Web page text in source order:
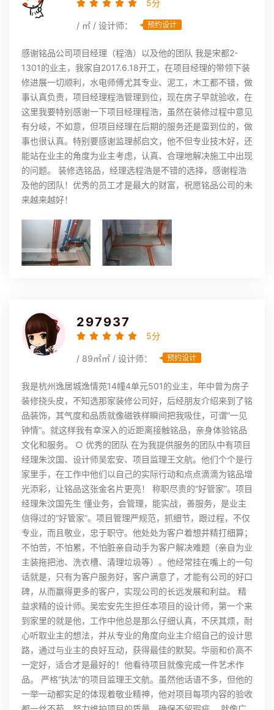
5分
/ ㎡ / 设计师： 预约设计
感谢铭品公司项目经理（程浩）以及他的团队 我是宋都2-
1301的业主，我家自2017.6.18开工，在项目经理的带领下装
修进展一切顺利，水电师傅尤其专业、泥工，木工都不错，做
事认真负责，项目经理程浩管理到位，现在房子早就验收，在
这里我要特别感谢一下项目经理程浩，虽然在装修过程中意见
有分岐，不如意，但项目经理在后期的服务还是蛮到位的，做
事也很认真。特别要感谢监理郝启文，他不但专业技木好，还
能站在业主的角度为业主考虑，认真、合理地解决施工中出现
的问题。 装修选铭品，经理选程浩是不错的选择，感谢程浩
及他的团队！优秀的员工才是最大的财富，祝愿铭品公司的未
来越来越好！
297937
5分
/ 89㎡㎡ / 设计师： 预约设计
我是杭州逸居城逸情苑14幢4单元501的业主，年中曾为房子
装修挠头皮，不知选那家装修公司好，后经朋友介绍来到了铭
品装饰，其气度和品质就像磁铁样瞬间把我吸住，可谓“一见
钟情”。就这样我有幸深入的近距离接触铭品，亲身体验铭品
文化和服务。 ○ 优秀的团队 在为我提供服务的团队中有项目
经理朱汶国、设计师吴宏安、项目监理王文航。他们个个是行
家里手，在工作中他们以自己的实际行动和点点滴滴为铭品增
光添彩，让铭品这张金名片更亮！ 称职尽责的“好管家”。项目
经理朱汶国先生 懂业务，会管理，能实战，善服务，是业主
信得过的“好管家”。项目管理严规范，抓细节，跟过程，不仅
专业，而且敬业，忠于职守。他处处为客户着想并精打细算；
不怕苦，不怕累，不怕脏亲自动手为客户解决难题（亲自为业
主装拖把池、洗衣槽、清理垃圾等）。他经常挂在嘴上的一句
话就是，只有为客户服务好，客户满意了，才能有公司的好口
碑，从而赢得更多的客户，实现公司的长远发展和利益。 精
益求精的设计师。吴宏安先生担任本项目的设计师，第一个来
到家里的就是他，工作中他总是那么仔细认真，不厌其烦，耐
心听取业主的想法，并从专业的角度向业主介绍自己的设计思
路，通过与业主的良好互动，获得最佳的默契。华丽和价高不
一定好，适合才是最好的！他看待项目就像完成一件艺术作
品。 严格“执法”的项目监理王文航。虽然他话语不多，但他的
一举一动都实足的体现着敬业精神，他对项目每项内容的验收